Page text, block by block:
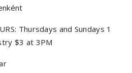
Thursdays and Sundays 1
$3 at 3PM